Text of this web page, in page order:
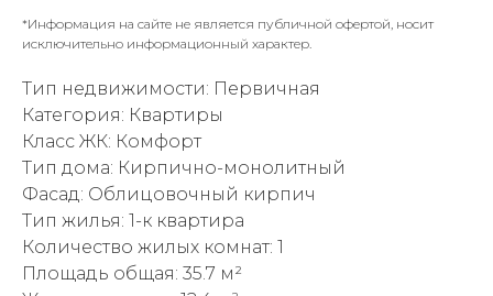
*Информация на сайте не является публичной офертой, носит
исключительно информационный характер.
Тип недвижимости: Первичная
Категория: Квартиры
Класс ЖК: Комфорт
Тип дома: Кирпично-монолитный
Фасад: Облицовочный кирпич
Тип жилья: 1-к квартира
Количество жилых комнат: 1
Площадь общая: 35.7 м²